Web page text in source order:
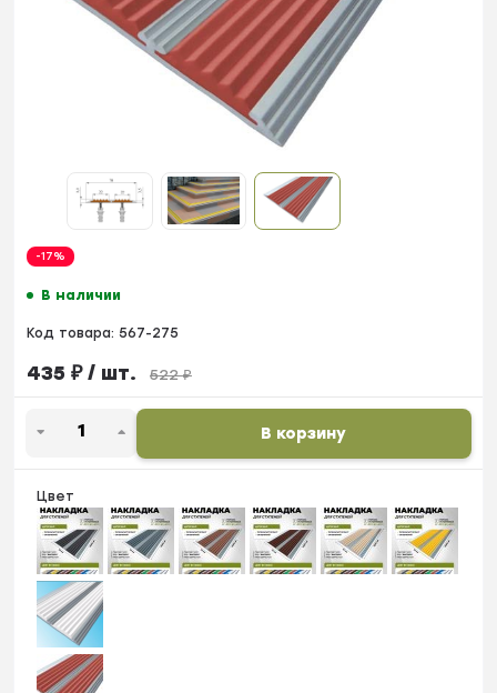
-17%
В наличии
Код товара: 567-275
435 ₽/ шт. 522₽
В корзину
Цвет